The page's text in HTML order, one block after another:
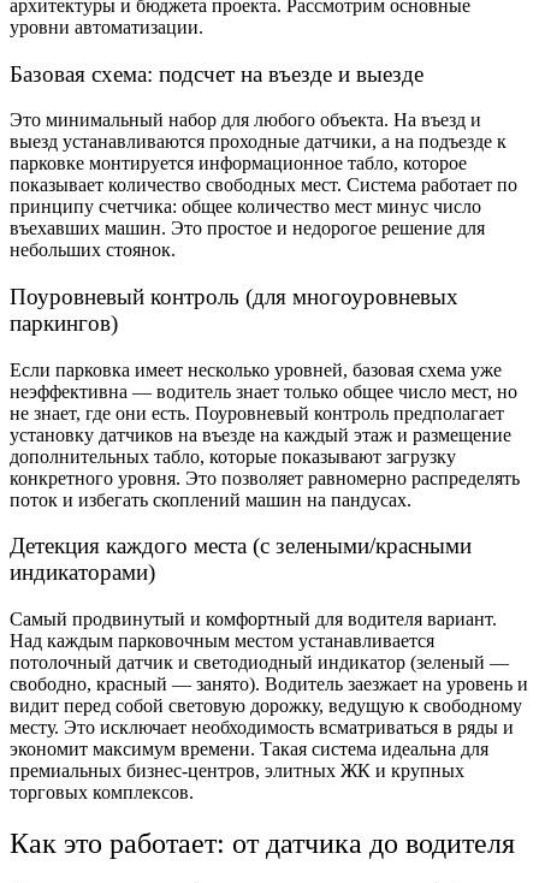
архитектуры и бюджета проекта. Рассмотрим основные
уровни автоматизации.
Базовая схема: подсчет на въезде и выезде
Это минимальный набор для любого объекта. На въезд и
выезд устанавливаются проходные датчики, а на подъезде к
парковке монтируется информационное табло, которое
показывает количество свободных мест. Система работает по
принципу счетчика: общее количество мест минус число
въехавших машин. Это простое и недорогое решение для
небольших стоянок.
Поуровневый контроль (для многоуровневых
паркингов)
Если парковка имеет несколько уровней, базовая схема уже
неэффективна — водитель знает только общее число мест, но
не знает, где они есть. Поуровневый контроль предполагает
установку датчиков на въезде на каждый этаж и размещение
дополнительных табло, которые показывают загрузку
конкретного уровня. Это позволяет равномерно распределять
поток и избегать скоплений машин на пандусах.
Детекция каждого места (с зелеными/красными
индикаторами)
Самый продвинутый и комфортный для водителя вариант.
Над каждым парковочным местом устанавливается
потолочный датчик и светодиодный индикатор (зеленый —
свободно, красный — занято). Водитель заезжает на уровень и
видит перед собой световую дорожку, ведущую к свободному
месту. Это исключает необходимость всматриваться в ряды и
экономит максимум времени. Такая система идеальна для
премиальных бизнес-центров, элитных ЖК и крупных
торговых комплексов.
Как это работает: от датчика до водителя